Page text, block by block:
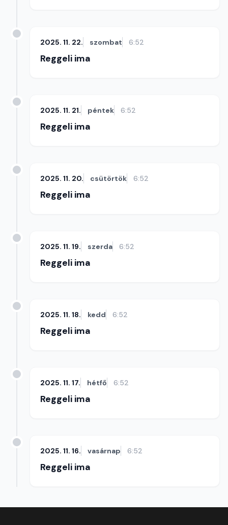
2025. 11. 22. szombat 6:52
Reggeli ima
2025. 11. 21. péntek 6:52
Reggeli ima
2025. 11. 20. csütörtök 6:52
Reggeli ima
2025. 11. 19. szerda 6:52
Reggeli ima
2025. 11. 18. kedd 6:52
Reggeli ima
2025. 11. 17. hétfő 6:52
Reggeli ima
2025. 11. 16. vasárnap 6:52
Reggeli ima